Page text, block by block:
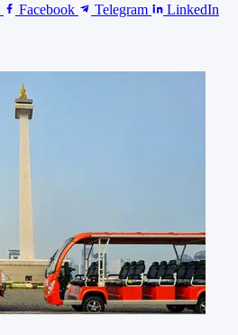
Facebook Telegram LinkedIn